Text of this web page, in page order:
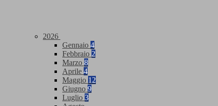
2026
Gennaio 4
Febbraio 2
Marzo 8
Aprile 4
Maggio 12
Giugno 9
Luglio 3